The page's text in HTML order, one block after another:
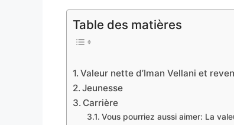
Table des matières
Valeur nette d’Iman Vellani et
Jeunesse
Carrière
Vous pourriez aussi aimer: La